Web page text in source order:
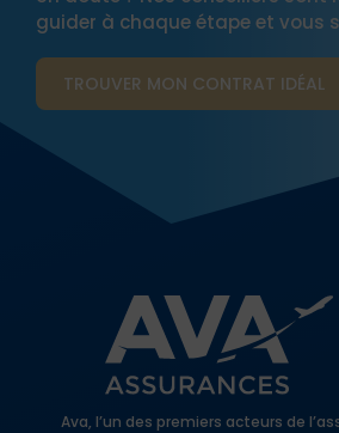
guider à chaque étape et vous
TROUVER MON CONTRAT​ IDÉAL
Ava, l’un des premiers acteurs de